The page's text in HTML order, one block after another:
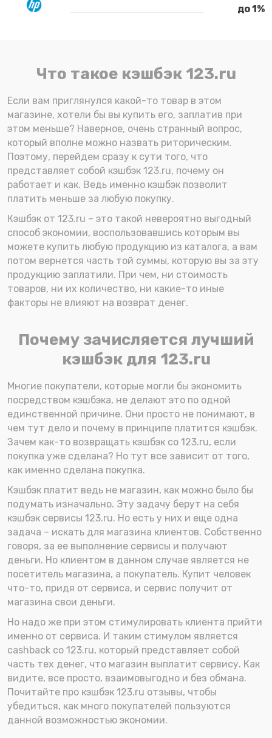
до 1%
Что такое кэшбэк 123.ru
Если вам приглянулся какой-то товар в этом
магазине, хотели бы вы купить его, заплатив при
этом меньше? Наверное, очень странный вопрос,
который вполне можно назвать риторическим.
Поэтому, перейдем сразу к сути того, что
представляет собой кэшбэк 123.ru, почему он
работает и как. Ведь именно кэшбэк позволит
платить меньше за любую покупку.
Кэшбэк от 123.ru – это такой невероятно выгодный
способ экономии, воспользовавшись которым вы
можете купить любую продукцию из каталога, а вам
потом вернется часть той суммы, которую вы за эту
продукцию заплатили. При чем, ни стоимость
товаров, ни их количество, ни какие-то иные
факторы не влияют на возврат денег.
Почему зачисляется лучший
кэшбэк для 123.ru
Многие покупатели, которые могли бы экономить
посредством кэшбэка, не делают это по одной
единственной причине. Они просто не понимают, в
чем тут дело и почему в принципе платится кэшбэк.
Зачем как-то возвращать кэшбэк со 123.ru, если
покупка уже сделана? Но тут все зависит от того,
как именно сделана покупка.
Кэшбэк платит ведь не магазин, как можно было бы
подумать изначально. Эту задачу берут на себя
кэшбэк сервисы 123.ru. Но есть у них и еще одна
задача – искать для магазина клиентов. Собственно
говоря, за ее выполнение сервисы и получают
деньги. Но клиентом в данном случае является не
посетитель магазина, а покупатель. Купит человек
что-то, придя от сервиса, и сервис получит от
магазина свои деньги.
Но надо же при этом стимулировать клиента прийти
именно от сервиса. И таким стимулом является
cashback со 123.ru, который представляет собой
часть тех денег, что магазин выплатит сервису. Как
видите, все просто, взаимовыгодно и без обмана.
Почитайте про кэшбэк 123.ru отзывы, чтобы
убедиться, как много покупателей пользуются
данной возможностью экономии.